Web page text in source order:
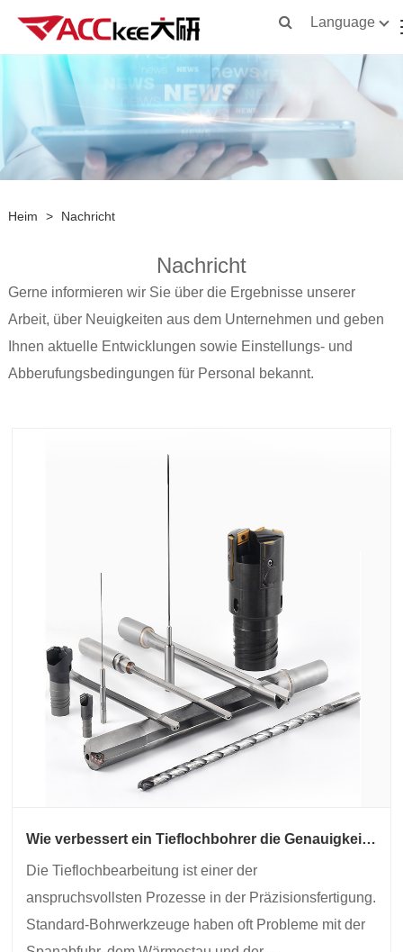
Language
Heim > Nachricht
Nachricht
Gerne informieren wir Sie über die Ergebnisse unserer
Arbeit, über Neuigkeiten aus dem Unternehmen und geben
Ihnen aktuelle Entwicklungen sowie Einstellungs- und
Abberufungsbedingungen für Personal bekannt.
Wie verbessert ein Tieflochbohrer die Genauigkeit
Die Tieflochbearbeitung ist einer der
anspruchsvollsten Prozesse in der Präzisionsfertigung.
Standard-Bohrwerkzeuge haben oft Probleme mit der